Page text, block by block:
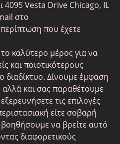
4095 Vesta Drive Chicago, IL
στο
που έχετε
καλύτερο μέρος για να
και ποιοτικότερους
διαδίκτυο. Δίνουμε έμφαση
αλλά και σας παραθέτουμε
τις επιλογές
είτε σοβαρή
να βρείτε αυτό
διαφορετικούς